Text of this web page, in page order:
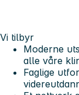
Vi tilbyr
Moderne
alle våre
Faglige